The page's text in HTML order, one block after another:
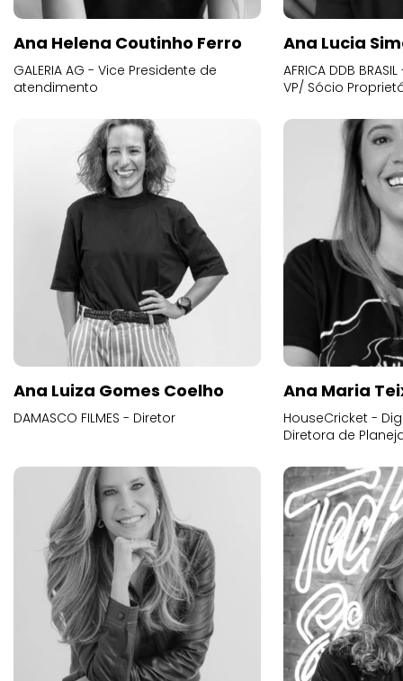
Ana Helena Coutinho Ferro
GALERIA AG - Vice Presidente de
atendimento
Ana Lucia
AFRICA DDB
VP/ Sócio
Ana Luiza Gomes Coelho
DAMASCO FILMES - Diretor
Ana Maria
HouseCricket -
Diretora de